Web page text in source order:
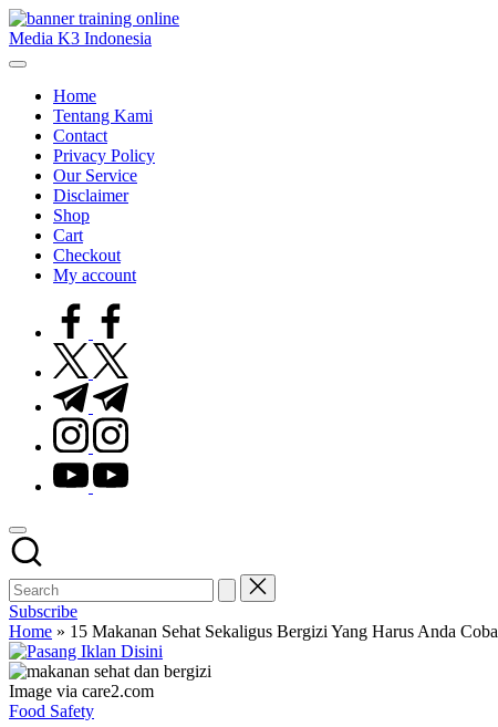
Skip
to
content
Media K3 Indonesia
Media
Seputar
Dunia
K3LH
Home
Tentang Kami
Contact
Privacy Policy
Our Service
Disclaimer
Shop
Cart
Checkout
My account
facebook.com
twitter.com
t.me
instagram.com
youtube.com
Subscribe
Home » 15 Makanan Sehat Sekaligus Bergizi Yang Harus Anda Coba
Image via care2.com
Posted
Food Safety